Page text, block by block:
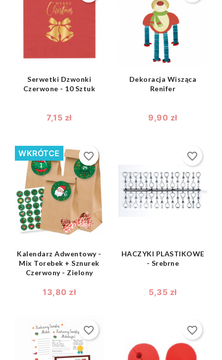
shopping_bag 
Serwetki Dzwonki
Czerwone - 10 Sztuk
7,15 zł
shopping_bag 
Dekoracja Wisząca
Renifer
9,90 zł
shopping_bag 
Kalendarz Adwentowy -
Mix Torebek + Sznurek
Czerwony - Zielony
13,80 zł
WKRÓTCE favorite_border
shopping_bag 
HACZYKI PLASTIKOWE
- Srebrne
5,35 zł
favorite_border
favorite_border favorite_border